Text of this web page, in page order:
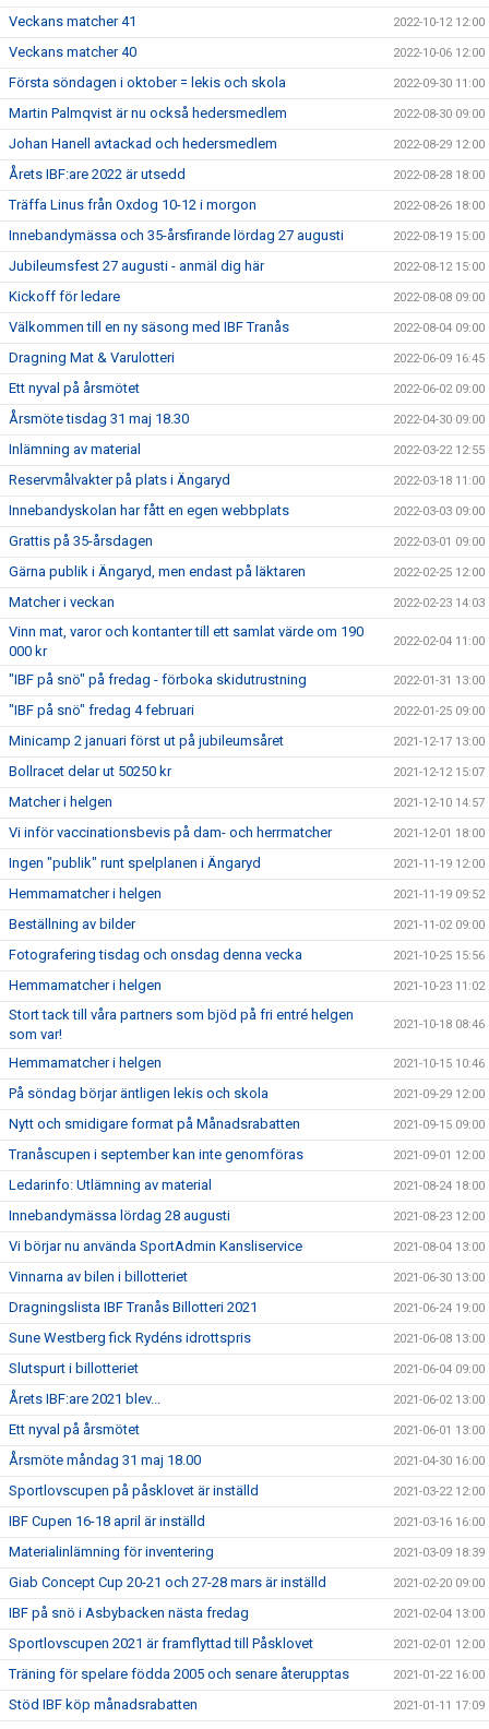
Veckans matcher 41 2022-10-12 12:00
Veckans matcher 40 2022-10-06 12:00
Första söndagen i oktober = lekis och skola 2022-09-30 11:00
Martin Palmqvist är nu också hedersmedlem 2022-08-30 09:00
Johan Hanell avtackad och hedersmedlem 2022-08-29 12:00
Årets IBF:are 2022 är utsedd 2022-08-28 18:00
Träffa Linus från Oxdog 10-12 i morgon 2022-08-26 18:00
Innebandymässa och 35-årsfirande lördag 27 augusti 2022-08-19 15:00
Jubileumsfest 27 augusti - anmäl dig här 2022-08-12 15:00
Kickoff för ledare 2022-08-08 09:00
Välkommen till en ny säsong med IBF Tranås 2022-08-04 09:00
Dragning Mat & Varulotteri 2022-06-09 16:45
Ett nyval på årsmötet 2022-06-02 09:00
Årsmöte tisdag 31 maj 18.30 2022-04-30 09:00
Inlämning av material 2022-03-22 12:55
Reservmålvakter på plats i Ängaryd 2022-03-18 11:00
Innebandyskolan har fått en egen webbplats 2022-03-03 09:00
Grattis på 35-årsdagen 2022-03-01 09:00
Gärna publik i Ängaryd, men endast på läktaren 2022-02-25 12:00
Matcher i veckan 2022-02-23 14:03
Vinn mat, varor och kontanter till ett samlat värde om 190
000 kr
2022-02-04 11:00
"IBF på snö" på fredag - förboka skidutrustning 2022-01-31 13:00
"IBF på snö" fredag 4 februari 2022-01-25 09:00
Minicamp 2 januari först ut på jubileumsåret 2021-12-17 13:00
Bollracet delar ut 50250 kr 2021-12-12 15:07
Matcher i helgen 2021-12-10 14:57
Vi inför vaccinationsbevis på dam- och herrmatcher 2021-12-01 18:00
Ingen "publik" runt spelplanen i Ängaryd 2021-11-19 12:00
Hemmamatcher i helgen 2021-11-19 09:52
Beställning av bilder 2021-11-02 09:00
Fotografering tisdag och onsdag denna vecka 2021-10-25 15:56
Hemmamatcher i helgen 2021-10-23 11:02
Stort tack till våra partners som bjöd på fri entré helgen
som var!
2021-10-18 08:46
Hemmamatcher i helgen 2021-10-15 10:46
På söndag börjar äntligen lekis och skola 2021-09-29 12:00
Nytt och smidigare format på Månadsrabatten 2021-09-15 09:00
Tranåscupen i september kan inte genomföras 2021-09-01 12:00
Ledarinfo: Utlämning av material 2021-08-24 18:00
Innebandymässa lördag 28 augusti 2021-08-23 12:00
Vi börjar nu använda SportAdmin Kansliservice 2021-08-04 13:00
Vinnarna av bilen i billotteriet 2021-06-30 13:00
Dragningslista IBF Tranås Billotteri 2021 2021-06-24 19:00
Sune Westberg fick Rydéns idrottspris 2021-06-08 13:00
Slutspurt i billotteriet 2021-06-04 09:00
Årets IBF:are 2021 blev... 2021-06-02 13:00
Ett nyval på årsmötet 2021-06-01 13:00
Årsmöte måndag 31 maj 18.00 2021-04-30 16:00
Sportlovscupen på påsklovet är inställd 2021-03-22 12:00
IBF Cupen 16-18 april är inställd 2021-03-16 16:00
Materialinlämning för inventering 2021-03-09 18:39
Giab Concept Cup 20-21 och 27-28 mars är inställd 2021-02-20 09:00
IBF på snö i Asbybacken nästa fredag 2021-02-04 13:00
Sportlovscupen 2021 är framflyttad till Påsklovet 2021-02-01 12:00
Träning för spelare födda 2005 och senare återupptas 2021-01-22 16:00
Stöd IBF köp månadsrabatten 2021-01-11 17:09